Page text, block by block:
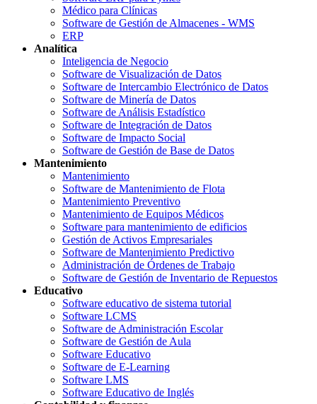
Médico para Clínicas
Software de Gestión de Almacenes - WMS
ERP
Analítica
Inteligencia de Negocio
Software de Visualización de Datos
Software de Intercambio Electrónico de Datos
Software de Minería de Datos
Software de Análisis Estadístico
Software de Integración de Datos
Software de Impacto Social
Software de Gestión de Base de Datos
Mantenimiento
Mantenimiento
Software de Mantenimiento de Flota
Mantenimiento Preventivo
Mantenimiento de Equipos Médicos
Software para mantenimiento de edificios
Gestión de Activos Empresariales
Software de Mantenimiento Predictivo
Administración de Órdenes de Trabajo
Software de Gestión de Inventario de Repuestos
Educativo
Software educativo de sistema tutorial
Software LCMS
Software de Administración Escolar
Software de Gestión de Aula
Software Educativo
Software de E-Learning
Software LMS
Software Educativo de Inglés